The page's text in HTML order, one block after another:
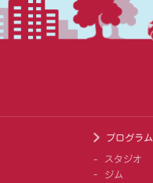
プログラム
スタジオ
ジム